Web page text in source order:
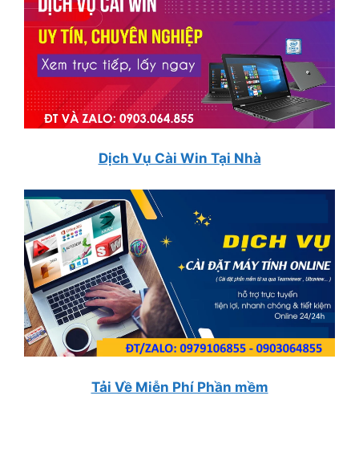
Dịch Vụ Cài Win Tại Nhà
Tải Về Miễn Phí Phần mềm